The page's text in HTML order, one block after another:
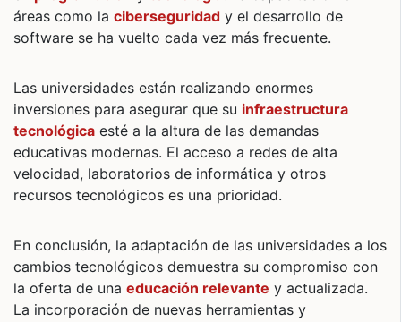
áreas como la ciberseguridad y el desarrollo de
software se ha vuelto cada vez más frecuente.
Las universidades están realizando enormes
inversiones para asegurar que su infraestructura
tecnológica esté a la altura de las demandas
educativas modernas. El acceso a redes de alta
velocidad, laboratorios de informática y otros
recursos tecnológicos es una prioridad.
En conclusión, la adaptación de las universidades a los
cambios tecnológicos demuestra su compromiso con
la oferta de una educación relevante y actualizada.
La incorporación de nuevas herramientas y